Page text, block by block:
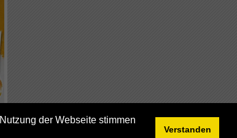
der Webseite stimmen
Verstanden